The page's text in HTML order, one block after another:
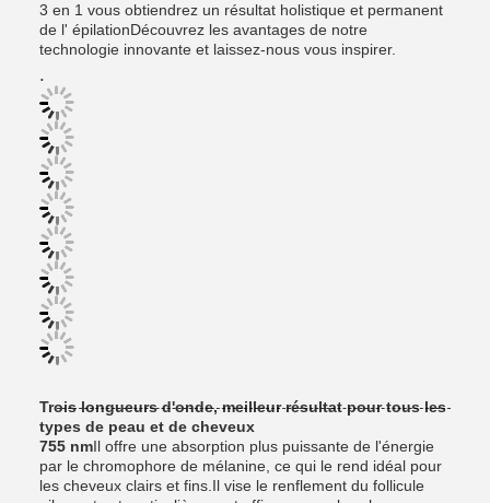
3 en 1 vous obtiendrez un résultat holistique et permanent
de l' épilationDécouvrez les avantages de notre
technologie innovante et laissez-nous vous inspirer.
.
Trois longueurs d'onde, meilleur résultat pour tous les
types de peau et de cheveux
755 nmIl offre une absorption plus puissante de l'énergie
par le chromophore de mélanine, ce qui le rend idéal pour
les cheveux clairs et fins.Il vise le renflement du follicule